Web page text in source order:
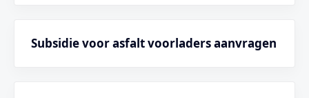
Subsidie voor asfalt voorladers aanvragen